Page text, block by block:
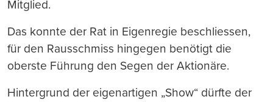
Mitglied.
Das konnte der Rat in Eigenregie beschliessen,
für den Rausschmiss hingegen benötigt die
oberste Führung den Segen der Aktionäre.
Hintergrund der eigenartigen „Show“ dürfte der